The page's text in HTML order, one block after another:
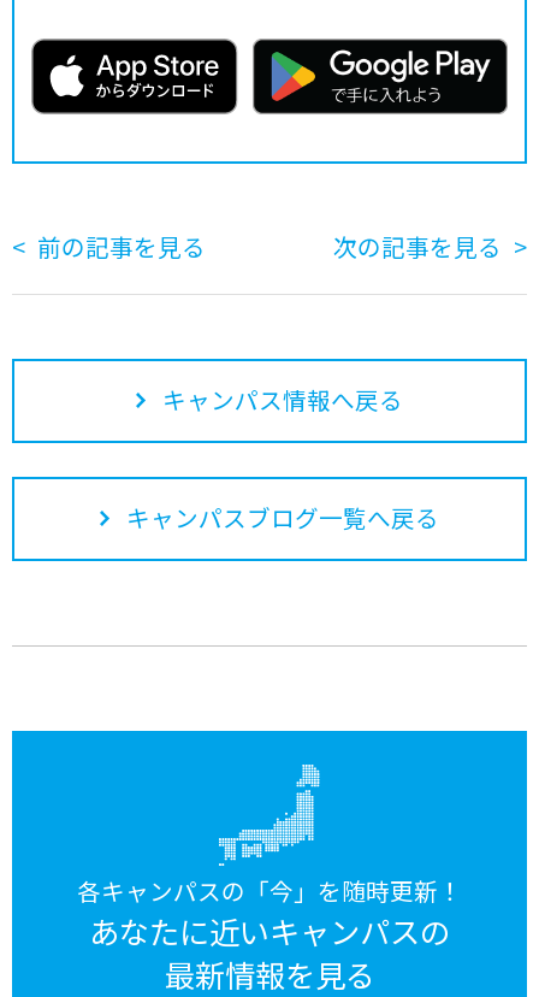
前の記事を見る 次の記事を見る
キャンパス情報へ戻る
キャンパスブログ一覧へ戻る
各キャンパスの「今」を随時更新！
あなたに近いキャンパスの
最新情報を見る